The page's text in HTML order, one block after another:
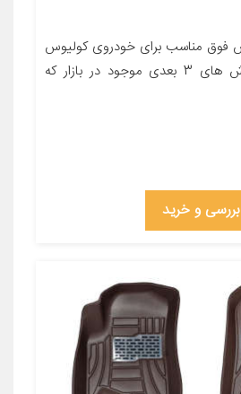
مناسب برای خودروی کولیوس
است. بر خلاف کفپوش های 3 بعدی موجود در بازار که
بررسی و خرید